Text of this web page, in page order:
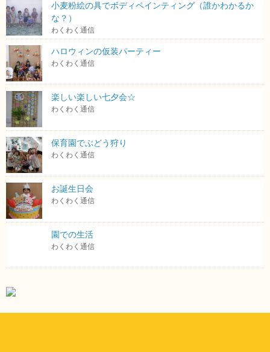
小麦粉絵の具でボディペインティング（誰かわかるか
な？）
わくわく通信
ハロウィンの仮装パーティー
わくわく通信
楽しい楽しい七夕会☆
わくわく通信
保育園でぶどう狩り
わくわく通信
お誕生日会
わくわく通信
園での生活
わくわく通信